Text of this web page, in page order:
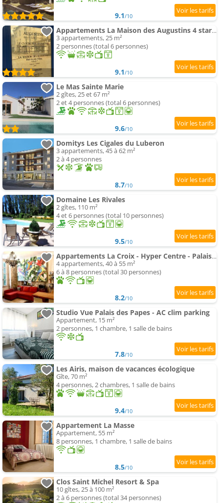
9.1/10
Appartements La Maison des Augustins 4 stars Spa et Fitness
3 appartements, 25 m²
2 personnes (total 6 personnes)
9.1/10
Le Mas Sainte Marie
2 gîtes, 25 et 67 m²
2 et 4 personnes (total 6 personnes)
9.6/10
Domitys Les Cigales du Luberon
3 appartements, 45 à 62 m²
2 à 4 personnes
8.7/10
Domaine Les Rivales
2 gîtes, 110 m²
4 et 6 personnes (total 10 personnes)
9.5/10
Appartements La Croix - Hyper Centre - Palais des Papes et Pont d'Avignon - WiFi
4 appartements, 40 à 55 m²
6 à 8 personnes (total 30 personnes)
8.2/10
Studio Vue Palais des Papes - AC clim parking
Appartement, 15 m²
2 personnes, 1 chambre, 1 salle de bains
7.8/10
Les Airis, maison de vacances écologique
Gîte, 70 m²
4 personnes, 2 chambres, 1 salle de bains
9.4/10
Appartement La Masse
Appartement, 55 m²
8 personnes, 1 chambre, 1 salle de bains
8.5/10
Clos Saint Michel Resort & Spa
10 gîtes, 25 à 100 m²
2 à 6 personnes (total 34 personnes)